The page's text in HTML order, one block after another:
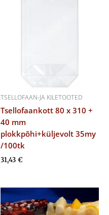
TSELLOFAAN-JA KILETOOTED
Tsellofaankott 80 x 310 +
40 mm
plokkpõhi+küljevolt 35my
/100tk
31,43 €